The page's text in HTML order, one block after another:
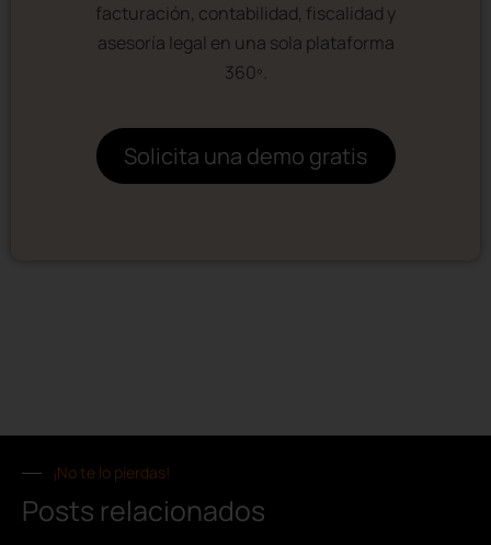
facturación, contabilidad, fiscalidad y
asesoría legal en una sola plataforma
360º.
Solicita una demo gratis
¡No te lo pierdas!
Posts relacionados